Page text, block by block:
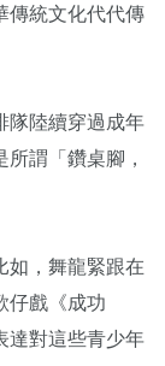
傳統文化代代傳
隊陸續穿過成年
謂「鑽桌腳，
如，舞龍緊跟在
仔戲《成功
達對這些青少年